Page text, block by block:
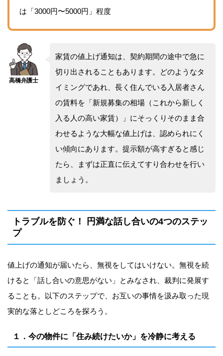
は「3000円〜5000円」程度
家賃の値上げ通知は、契約期間の途中で急に
切り出されることもあります。どのようなタ
イミングであれ、長く住んでいる入居者さん
の賃料を「新規募集の相場（これから新しく
入る人の高い家賃）」にそっくりそのまま合
わせるような大幅な値上げは、認められにく
い傾向にあります。提示額が高すぎると感じ
たら、まずは正直に伝えてすり合わせを行い
ましょう。
トラブルを防ぐ！ 円満な話し合いの4つのステッ
プ
値上げの通知が届いたら、無視をしてはいけない。無視を続
けると「話し合いの意思がない」とみなされ、裁判に発展す
ることも。以下のステップで、お互いの事情を汲み取った現
実的な落としどころを探ろう。
１．今の物件に「住み続けたいか」を冷静に考える